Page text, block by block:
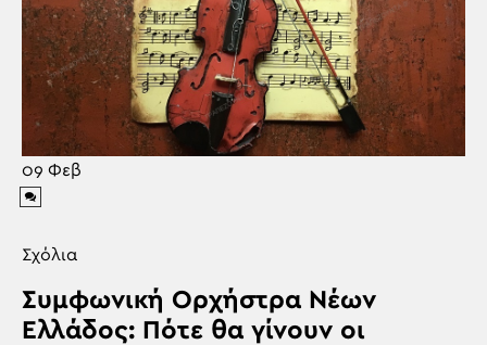
09 Φεβ
Σχόλια
Συμφωνική Ορχήστρα Νέων
Ελλάδος: Πότε θα γίνουν οι